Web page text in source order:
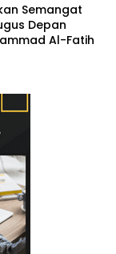
Semangat
Depan
Al-Fatih